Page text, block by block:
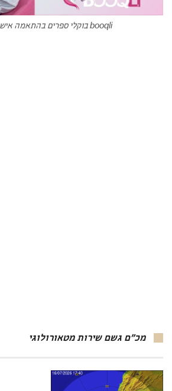
booqli בוקלי ספרים בהתאמה אישית לילדים
מכ"ם גשם שירות מטאורולוגי